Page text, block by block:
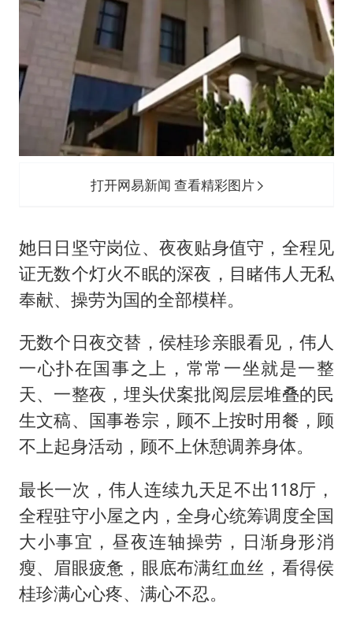
打开网易新闻 查看精彩图片
她日日坚守岗位、夜夜贴身值守，全程见
证无数个灯火不眠的深夜，目睹伟人无私
奉献、操劳为国的全部模样。
无数个日夜交替，侯桂珍亲眼看见，伟人
一心扑在国事之上，常常一坐就是一整
天、一整夜，埋头伏案批阅层层堆叠的民
生文稿、国事卷宗，顾不上按时用餐，顾
不上起身活动，顾不上休憩调养身体。
最长一次，伟人连续九天足不出118厅，
全程驻守小屋之内，全身心统筹调度全国
大小事宜，昼夜连轴操劳，日渐身形消
瘦、眉眼疲惫，眼底布满红血丝，看得侯
桂珍满心心疼、满心不忍。